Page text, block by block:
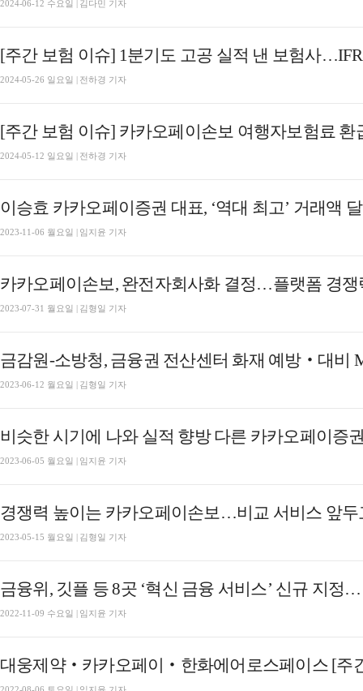
2024-06-12 수요일 | 김다민 기자
2024-05-26 일요일 | 전하경 기자
2024-05-12 일요일 | 전하경 기자
이승효 카카오페이증권 대표, ‘역대 최고’ 거래액
2023-11-06 월요일 | 임지윤 기자
카카오페이손보, 완전자회사화 결정…플랫폼 경쟁
2023-07-31 월요일 | 김형일 기자
금감원-소방청, 금융권 전산센터 화재 예방‧대비
2023-06-12 월요일 | 김형일 기자
비슷한 시기에 나와 실적 향방 다른 카카오페이증
2023-06-05 월요일 | 임지윤 기자
경쟁력 높이는 카카오페이손보…비교 서비스 앞두
2023-05-15 월요일 | 김형일 기자
금융위, 깃플 등 8곳 ‘혁신 금융 서비스’ 신규 지정
2022-11-09 수요일 | 임지윤 기자
대웅제약‧카카오페이‧한화에어로스페이스 [주